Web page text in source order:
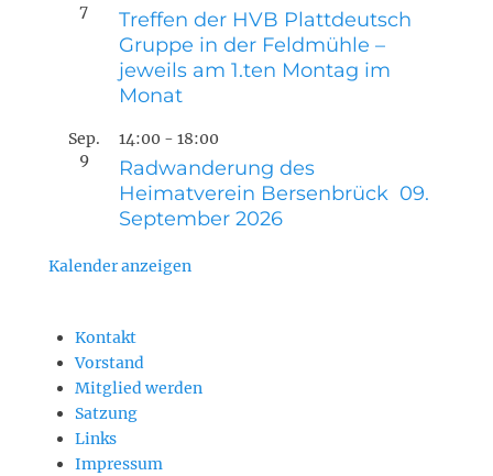
7
Treffen der HVB Plattdeutsch
Gruppe in der Feldmühle –
jeweils am 1.ten Montag im
Monat
Sep.
9
14:00 - 18:00
Radwanderung des
Heimatverein Bersenbrück 09.
September 2026
Kalender anzeigen
Kontakt
Vorstand
Mitglied werden
Satzung
Links
Impressum